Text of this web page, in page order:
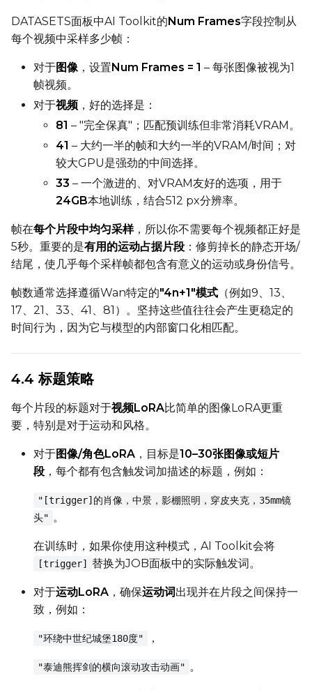
LoRA Scale
Width
Height
Prompt
Width
Seed
DATASETS面板中AI Toolkit的Num Frames字段控制从
每个视频中采样多少帧：
对于图像，设置Num Frames = 1 – 每张图像被视为1
帧视频。
对于视频 ，好的选择是：
81 – "完全保真"；匹配预训练但非常消耗VRAM。
41 – 大约一半的帧和大约一半的VRAM/时间；对
较大GPU是强劲的中间选择。
33 – 一个激进的、对VRAM友好的选项，用于
24GB本地训练，结合512 px分辨率。
帧在每个片段中均匀采样，所以你不需要每个视频都正好是
5秒。重要的是有用的运动占据片段 ：修剪掉长的静态开场/
结尾，使几乎每个采样帧都包含有意义的运动或身份信号。
帧数通常选择遵循Wan特定的"4n+1"模式 （例如9、13、
17、21、33、41、81）。坚持这些值往往会产生更稳定的
时间行为，因为它与模型的内部窗口化相匹配。
4.4 标题策略
每个片段的标题对于视频LoRA比简单的图像LoRA更重
要，特别是对于运动和风格。
对于图像/角色LoRA ，目标是10–30张图像或短片
段 ，每个都有包含触发词加描述的标题，例如：
"[trigger]的肖像，中景，影棚照明，穿皮夹克，35mm镜
头" 。
在训练时，如果你使用这种模式，AI Toolkit会将
[trigger] 替换为JOB面板中的实际触发词。
对于运动LoRA ，确保运动词出现并在片段之间保持一
致，例如：
"环绕中世纪城堡180度" ，
"泰迪熊挥剑的横向滚动攻击动画" 。